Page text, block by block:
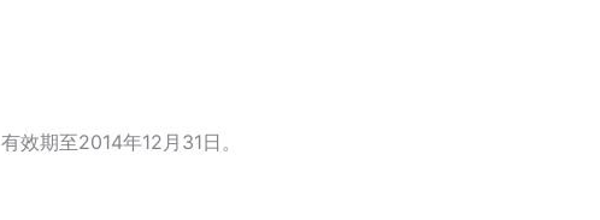
有效期至2014年12月31日。